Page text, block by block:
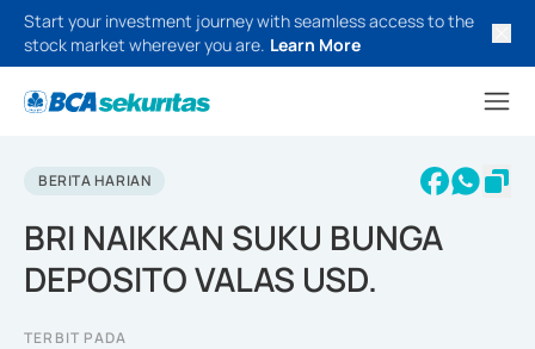
Start your investment journey with seamless access to the
stock market wherever you are. Learn More
BERITA HARIAN
BRI NAIKKAN SUKU BUNGA
DEPOSITO VALAS USD.
TERBIT PADA